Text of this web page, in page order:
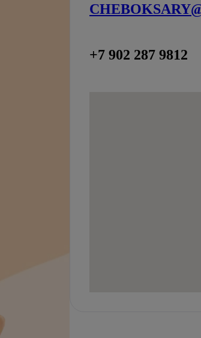
+7 902 287 9812